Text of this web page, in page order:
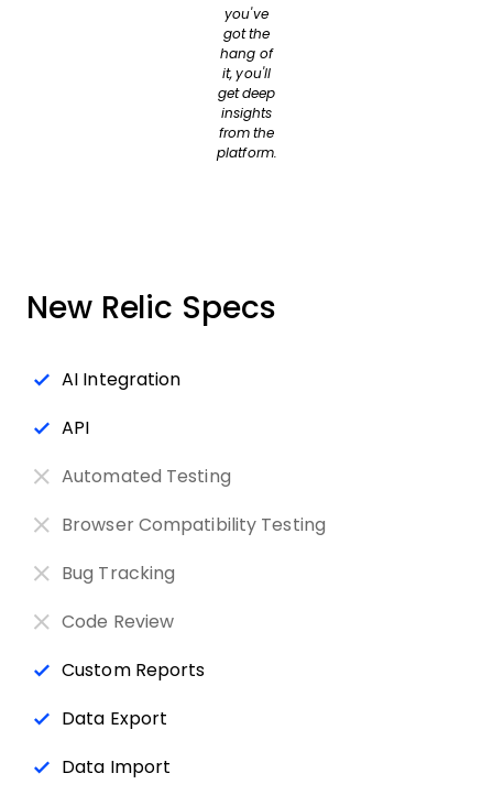
you've
got the
hang of
it, you'll
get deep
insights
from the
platform.
New Relic Specs
AI Integration
API
Automated Testing
Browser Compatibility Testing
Bug Tracking
Code Review
Custom Reports
Data Export
Data Import